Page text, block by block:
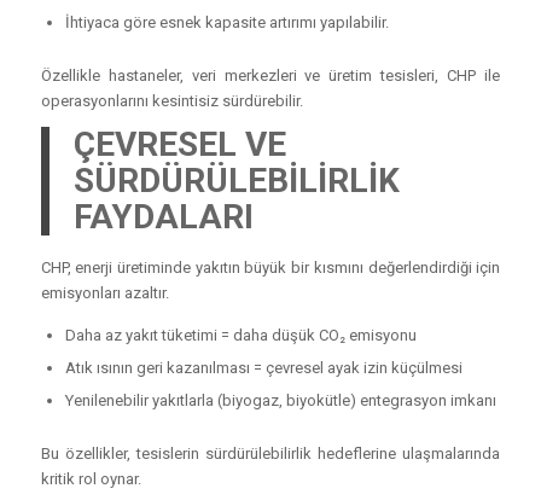
İhtiyaca göre esnek kapasite artırımı yapılabilir.
Özellikle hastaneler, veri merkezleri ve üretim tesisleri, CHP ile
operasyonlarını kesintisiz sürdürebilir.
ÇEVRESEL VE
SÜRDÜRÜLEBİLİRLİK
FAYDALARI
CHP, enerji üretiminde yakıtın büyük bir kısmını değerlendirdiği için
emisyonları azaltır.
Daha az yakıt tüketimi = daha düşük CO₂ emisyonu
Atık ısının geri kazanılması = çevresel ayak izin küçülmesi
Yenilenebilir yakıtlarla (biyogaz, biyokütle) entegrasyon imkanı
Bu özellikler, tesislerin sürdürülebilirlik hedeflerine ulaşmalarında
kritik rol oynar.